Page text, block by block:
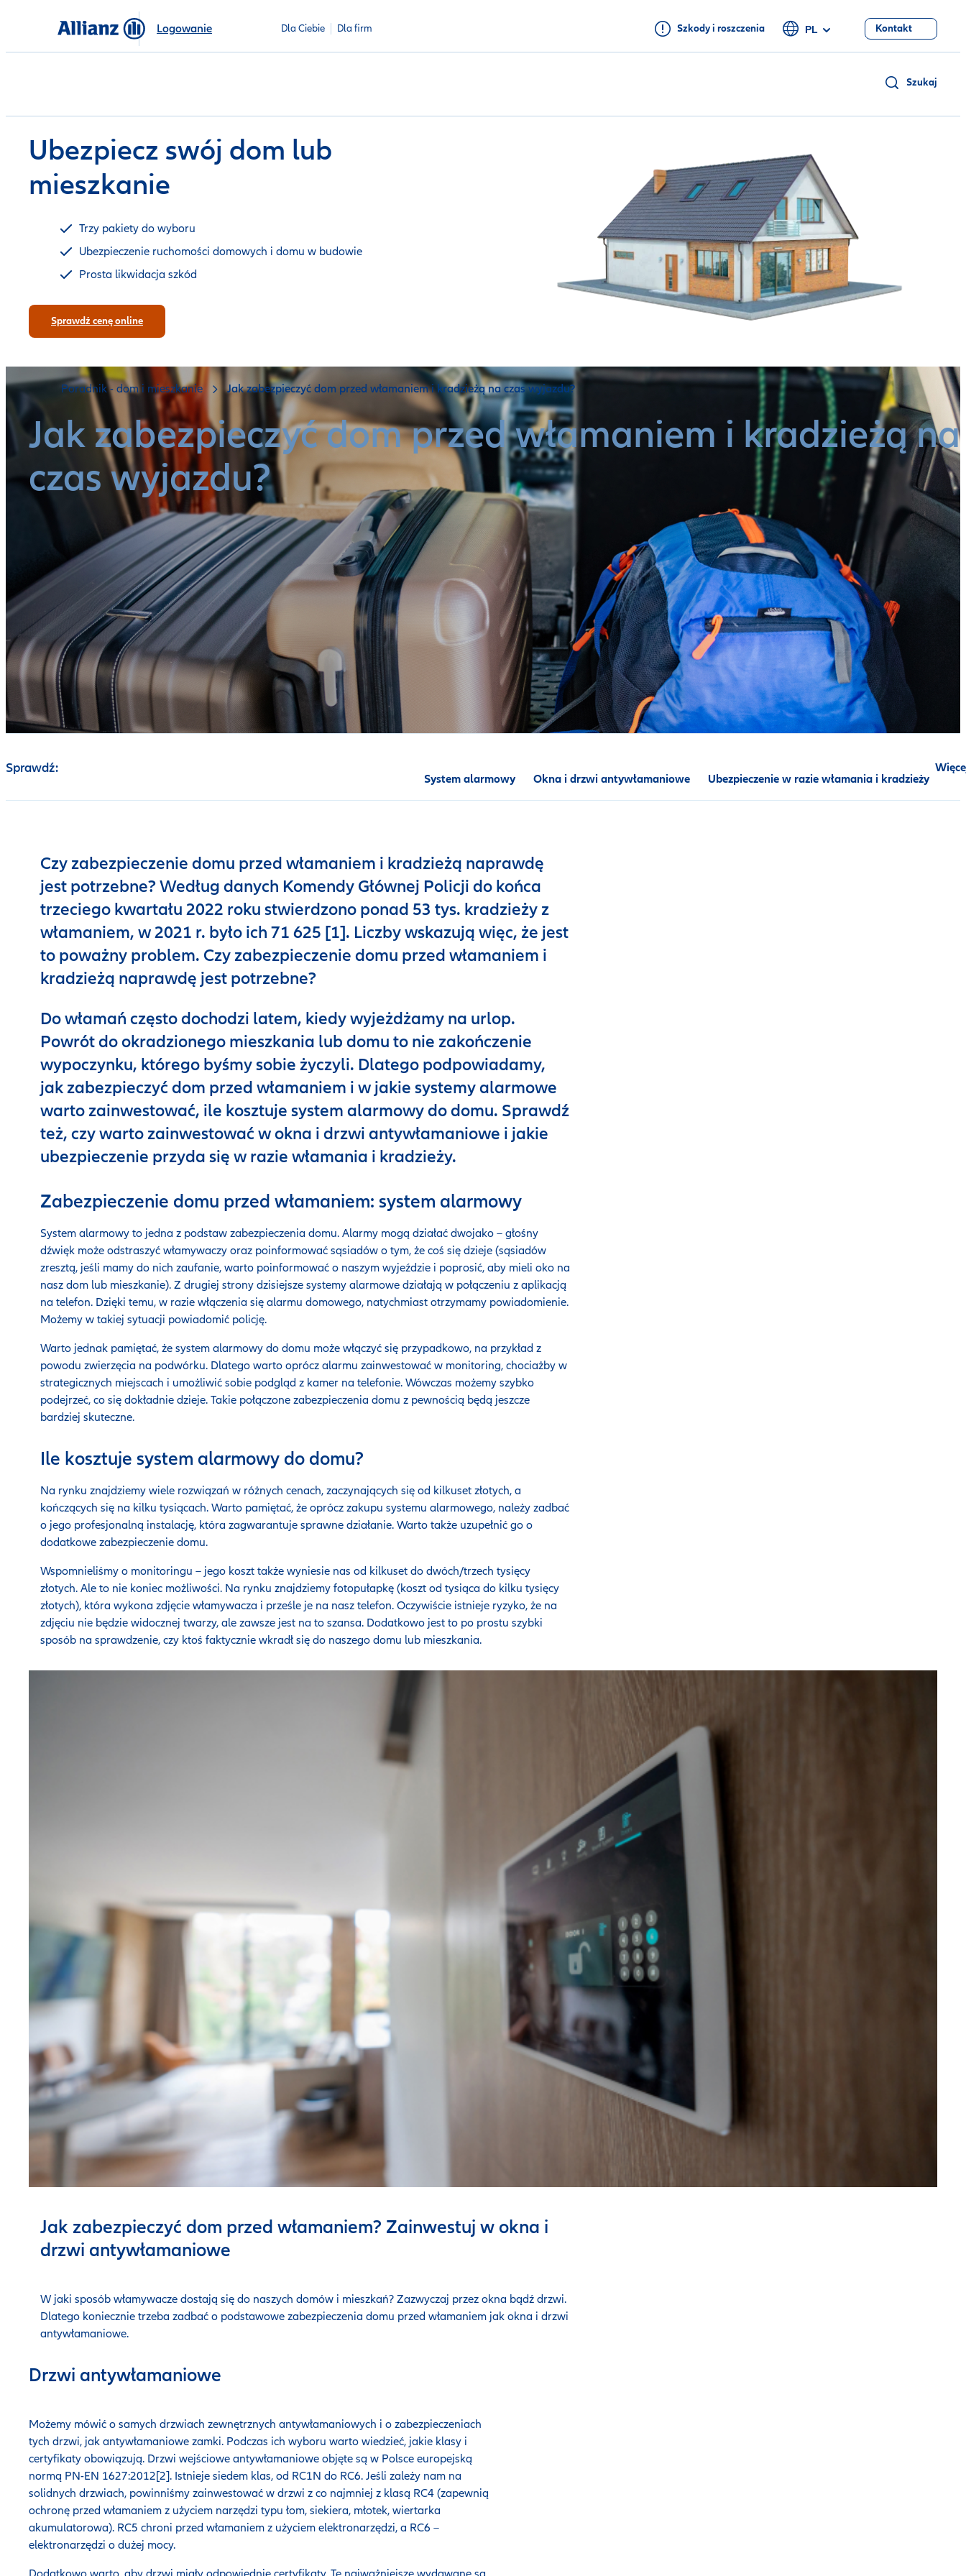
Logowanie Dla Ciebie Dla firm Szkody i roszczenia PL Kontakt
Szukaj
Ubezpiecz swój dom lub
mieszkanie
Trzy pakiety do wyboru
Ubezpieczenie ruchomości domowych i domu w budowie
Prosta likwidacja szkód
Sprawdź cenę online
Poradnik - dom i mieszkanie Jak zabezpieczyć dom przed włamaniem i kradzieżą na czas wyjazdu?
Jak zabezpieczyć dom przed włamaniem i kradzieżą na
czas wyjazdu?
Sprawdź:
System alarmowy Okna i drzwi antywłamaniowe Ubezpieczenie w razie włamania i kradzieży
Czy zabezpieczenie domu przed włamaniem i kradzieżą naprawdę
jest potrzebne? Według danych Komendy Głównej Policji do końca
trzeciego kwartału 2022 roku stwierdzono ponad 53 tys. kradzieży z
włamaniem, w 2021 r. było ich 71 625 [1]. Liczby wskazują więc, że jest
to poważny problem. Czy zabezpieczenie domu przed włamaniem i
kradzieżą naprawdę jest potrzebne?
Do włamań często dochodzi latem, kiedy wyjeżdżamy na urlop.
Powrót do okradzionego mieszkania lub domu to nie zakończenie
wypoczynku, którego byśmy sobie życzyli. Dlatego podpowiadamy,
jak zabezpieczyć dom przed włamaniem i w jakie systemy alarmowe
warto zainwestować, ile kosztuje system alarmowy do domu. Sprawdź
też, czy warto zainwestować w okna i drzwi antywłamaniowe i jakie
ubezpieczenie przyda się w razie włamania i kradzieży.
Zabezpieczenie domu przed włamaniem: system alarmowy
System alarmowy to jedna z podstaw zabezpieczenia domu. Alarmy mogą działać dwojako – głośny
dźwięk może odstraszyć włamywaczy oraz poinformować sąsiadów o tym, że coś się dzieje (sąsiadów
zresztą, jeśli mamy do nich zaufanie, warto poinformować o naszym wyjeździe i poprosić, aby mieli oko na
nasz dom lub mieszkanie). Z drugiej strony dzisiejsze systemy alarmowe działają w połączeniu z aplikacją
na telefon. Dzięki temu, w razie włączenia się alarmu domowego, natychmiast otrzymamy powiadomienie.
Możemy w takiej sytuacji powiadomić policję.
Warto jednak pamiętać, że system alarmowy do domu może włączyć się przypadkowo, na przykład z
powodu zwierzęcia na podwórku. Dlatego warto oprócz alarmu zainwestować w monitoring, chociażby w
strategicznych miejscach i umożliwić sobie podgląd z kamer na telefonie. Wówczas możemy szybko
podejrzeć, co się dokładnie dzieje. Takie połączone zabezpieczenia domu z pewnością będą jeszcze
bardziej skuteczne.
Ile kosztuje system alarmowy do domu?
Na rynku znajdziemy wiele rozwiązań w różnych cenach, zaczynających się od kilkuset złotych, a
kończących się na kilku tysiącach. Warto pamiętać, że oprócz zakupu systemu alarmowego, należy zadbać
o jego profesjonalną instalację, która zagwarantuje sprawne działanie. Warto także uzupełnić go o
dodatkowe zabezpieczenie domu.
Wspomnieliśmy o monitoringu – jego koszt także wyniesie nas od kilkuset do dwóch/trzech tysięcy
złotych. Ale to nie koniec możliwości. Na rynku znajdziemy fotopułapkę (koszt od tysiąca do kilku tysięcy
złotych), która wykona zdjęcie włamywacza i prześle je na nasz telefon. Oczywiście istnieje ryzyko, że na
zdjęciu nie będzie widocznej twarzy, ale zawsze jest na to szansa. Dodatkowo jest to po prostu szybki
sposób na sprawdzenie, czy ktoś faktycznie wkradł się do naszego domu lub mieszkania.
Jak zabezpieczyć dom przed włamaniem? Zainwestuj w okna i
drzwi antywłamaniowe
W jaki sposób włamywacze dostają się do naszych domów i mieszkań? Zazwyczaj przez okna bądź drzwi.
Dlatego koniecznie trzeba zadbać o podstawowe zabezpieczenia domu przed włamaniem jak okna i drzwi
antywłamaniowe.
Drzwi antywłamaniowe
Możemy mówić o samych drzwiach zewnętrznych antywłamaniowych i o zabezpieczeniach
tych drzwi, jak antywłamaniowe zamki. Podczas ich wyboru warto wiedzieć, jakie klasy i
certyfikaty obowiązują. Drzwi wejściowe antywłamaniowe objęte są w Polsce europejską
normą PN-EN 1627:2012[2]. Istnieje siedem klas, od RC1N do RC6. Jeśli zależy nam na
solidnych drzwiach, powinniśmy zainwestować w drzwi z co najmniej z klasą RC4 (zapewnią
ochronę przed włamaniem z użyciem narzędzi typu łom, siekiera, młotek, wiertarka
akumulatorowa). RC5 chroni przed włamaniem z użyciem elektronarzędzi, a RC6 –
elektronarzędzi o dużej mocy.